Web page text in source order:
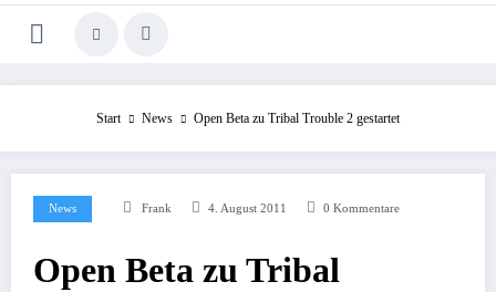
Start News Open Beta zu Tribal Trouble 2 gestartet
News Frank 4. August 2011 0 Kommentare
Open Beta zu Tribal